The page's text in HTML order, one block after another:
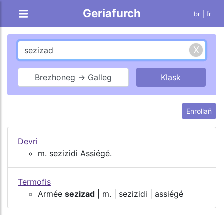
Geriafurch br | fr
Brezhoneg → Galleg
Enrollañ
Devri
m. sezizidi Assiégé.
Termofis
Armée sezizad | m. | sezizidi | assiégé